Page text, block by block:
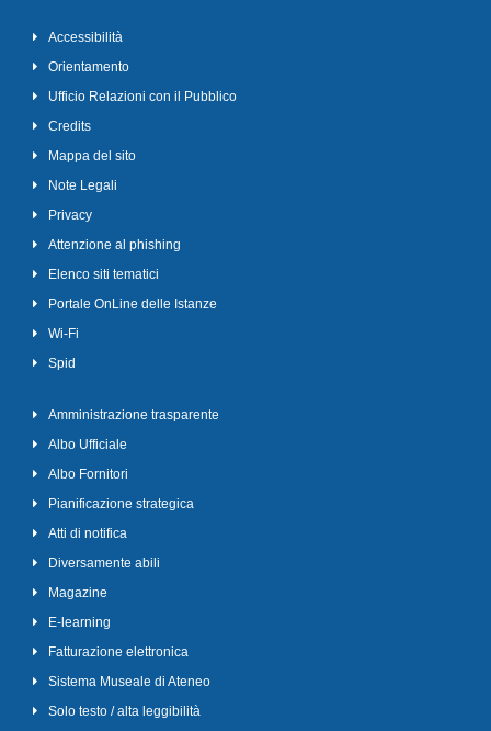
Accessibilità
Orientamento
Ufficio Relazioni con il Pubblico
Credits
Mappa del sito
Note Legali
Privacy
Attenzione al phishing
Elenco siti tematici
Portale OnLine delle Istanze
Wi-Fi
Spid
Amministrazione trasparente
Albo Ufficiale
Albo Fornitori
Pianificazione strategica
Atti di notifica
Diversamente abili
Magazine
E-learning
Fatturazione elettronica
Sistema Museale di Ateneo
Solo testo / alta leggibilità